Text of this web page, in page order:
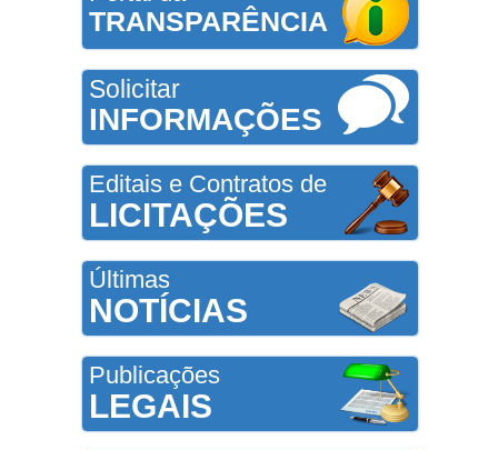
TRANSPARÊNCIA
Solicitar
INFORMAÇÕES
Editais e Contratos de
LICITAÇÕES
Últimas
NOTÍCIAS
Publicações
LEGAIS